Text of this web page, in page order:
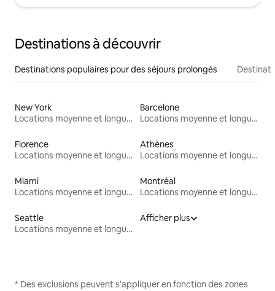
Destinations à découvrir
Destinations populaires pour des séjours prolongés
New York
Locations moyenne et longue durée
Barcelone
Locations moyenne et longue durée
Florence
Locations moyenne et longue durée
Athènes
Locations moyenne et longue durée
Miami
Locations moyenne et longue durée
Montréal
Locations moyenne et longue durée
Seattle
Locations moyenne et longue durée
Afficher plus
* Des exclusions peuvent s'appliquer en fonction des zones